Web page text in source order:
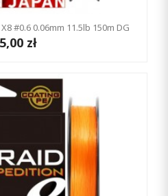
#0.6 0.06mm 11.5lb 150m DG
zł